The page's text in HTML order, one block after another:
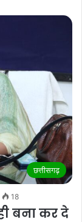
छत्तीसगढ़
18
बना कर दे